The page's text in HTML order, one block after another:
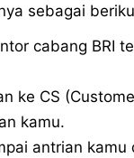
sebagai
cabang BRI
ke CS
kamu.
antrian kamu